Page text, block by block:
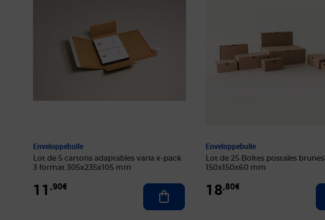
Enveloppebulle
Lot de 5 cartons adaptables varia x-pack
3 format 305x235x105 mm
11 ,90€ Ajouter au panier
Enveloppebulle
Lot de 25 Boîtes postales brunes
150x150x60 mm
18,80€